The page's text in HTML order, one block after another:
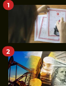
1
2